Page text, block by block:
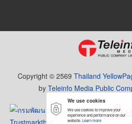
Copyright © 2569 Thailand
by Teleinfo Media Public
We use cookies
We use cookies to improve your
experience and performance on our
website. Learn more